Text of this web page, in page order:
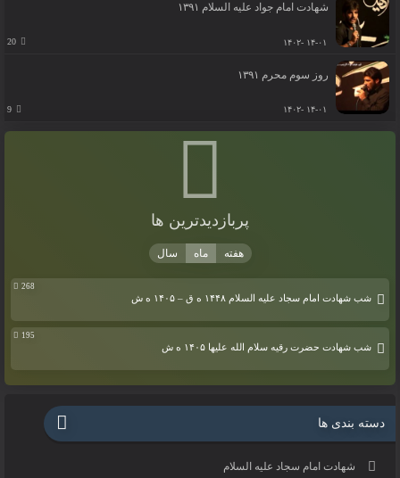
شهادت امام جواد علیه السلام ۱۳۹۱
۱۴-۰۱ -۱۴۰۲ 20
روز سوم محرم ۱۳۹۱
۱۴-۰۱ -۱۴۰۲ 9
پربازدیدترین ها
268
شب شهادت امام سجاد علیه السلام ۱۴۴۸ ه ق – ۱۴۰۵ ه ش
195
شب شهادت حضرت رقیه سلام الله علیها ۱۴۰۵ ه ش
دسته بندی ها
شهادت امام سجاد علیه السلام